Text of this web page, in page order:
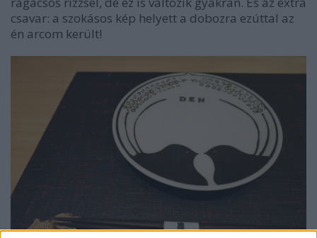
csavar: a szokásos kép helyett a dobozra ezúttal az
én arcom került!